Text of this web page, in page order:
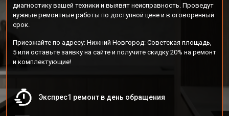
диагностику вашей техники и выявят неисправность. Проведут
нужные ремонтные работы по доступной цене и в оговоренный
срок.
Приезжайте по адресу: Нижний Новгород: Советская площадь,
5 или оставьте заявку на сайте и получите скидку 20% на ремонт
и комплектующие!
Экспрес1 ремонт в день обращения